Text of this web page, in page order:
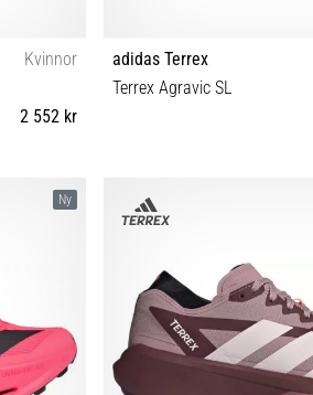
Kvinnor
2 552 kr
adidas Terrex
Terrex Agravic SL
36⅔ 37⅓ 38 39⅓ 38⅔ 40
Ny